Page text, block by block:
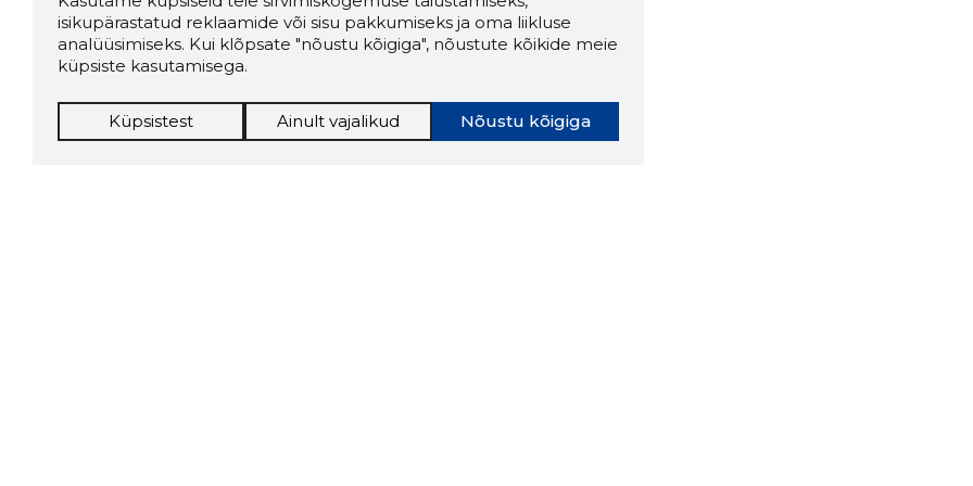
isikupärastatud reklaamide või sisu pakkumiseks ja oma liikluse
analüüsimiseks. Kui klõpsate "nõustu kõigiga", nõustute kõikide meie
küpsiste kasutamisega.
Nõustu kõigiga
Küpsistest Ainult vajalikud